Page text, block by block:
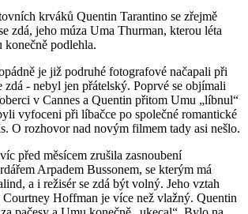
krváků Quentin Tarantino se zřejmě
zdá, jeho múza Uma Thurman, kterou léta
podlehla.
je již podruhé fotografové načapali při
- nebyl jen přátelský. Poprvé se objímali
v Cannes a Quentin přitom Umu „líbnul“
vyfoceni při líbačce po společné romantické
O rozhovor nad novým filmem tady asi nešlo.
před měsícem zrušila zasnoubení
Arpadem Bussonem, se kterým má
a i režisér se zdá být volný. Jeho vztah
Hoffman je více než vlažný. Quentin